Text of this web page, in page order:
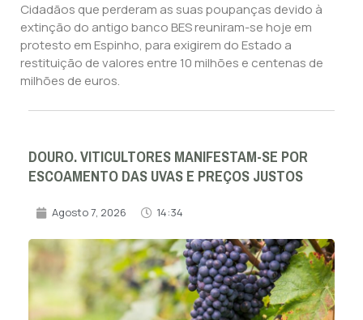
Cidadãos que perderam as suas poupanças devido à
extinção do antigo banco BES reuniram-se hoje em
protesto em Espinho, para exigirem do Estado a
restituição de valores entre 10 milhões e centenas de
milhões de euros.
DOURO. VITICULTORES MANIFESTAM-SE POR
ESCOAMENTO DAS UVAS E PREÇOS JUSTOS
Agosto 7, 2026 14:34